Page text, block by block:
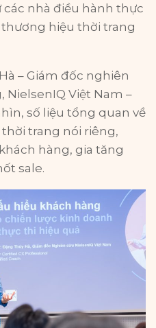
nhà điều hành thực
hiệu thời trang
– Giám đốc nghiên
NielsenIQ Việt Nam –
số liệu tổng quan về
trang nói riêng,
hàng, gia tăng
sale.